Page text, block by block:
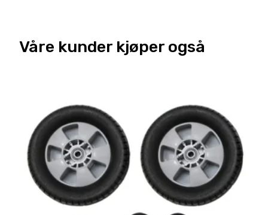
Våre kunder kjøper også